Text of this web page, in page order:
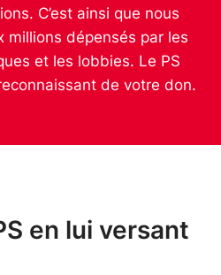
C’est ainsi que nous
millions dépensés par les
et les lobbies. Le PS
de votre don.
en lui versant